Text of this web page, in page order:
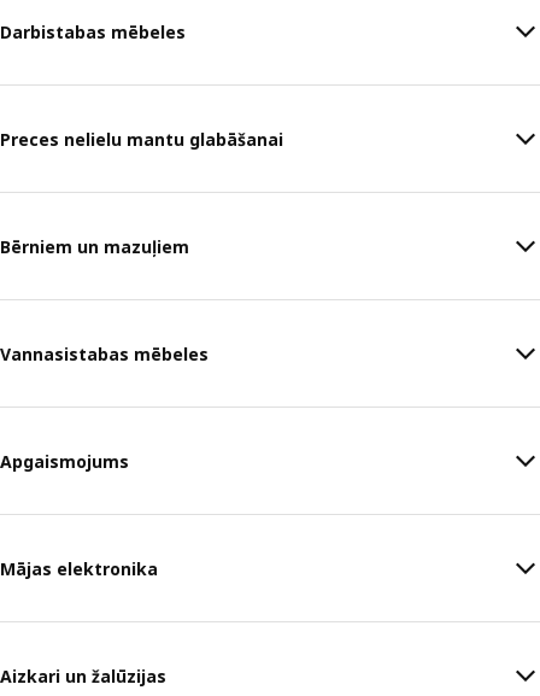
Darbistabas mēbeles
Preces nelielu mantu glabāšanai
Bērniem un mazuļiem
Vannasistabas mēbeles
Apgaismojums
Mājas elektronika
Aizkari un žalūzijas